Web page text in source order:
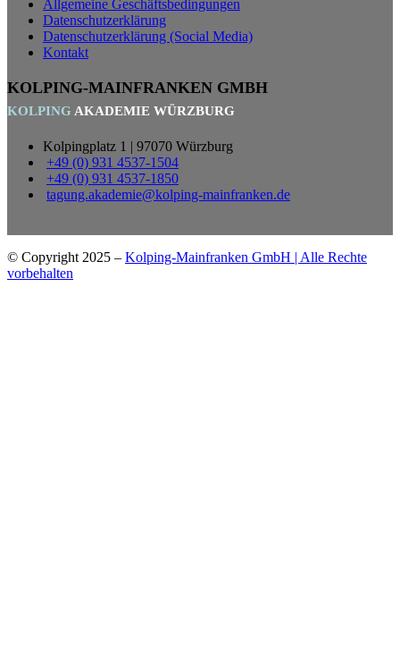
Allgemeine Geschäftsbedingungen
Datenschutzerklärung
Datenschutzerklärung (Social Media)
Kontakt
KOLPING-MAINFRANKEN GMBH
KOLPING AKADEMIE WÜRZBURG
Kolpingplatz 1 | 97070 Würzburg
+49 (0) 931 4537-1504
+49 (0) 931 4537-1850
tagung.akademie@kolping-mainfranken.de
© Copyright 2025 – Kolping-Mainfranken GmbH | Alle Rechte
vorbehalten